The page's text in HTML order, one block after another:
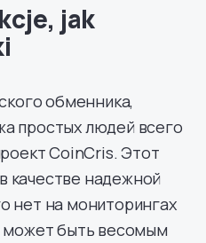
jak
обменника,
простых людей всего
CoinCris. Этот
качестве надежной
нет на мониторингах
может быть весомым